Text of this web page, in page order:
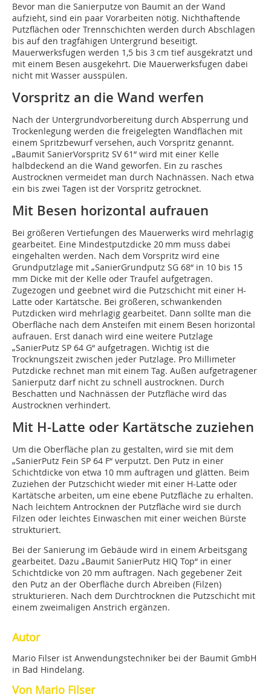
Bevor man die Sanierputze von Baumit an der Wand
aufzieht, sind ein paar Vorarbeiten nötig. Nichthaftende
Putzflächen oder Trennschichten werden durch Abschlagen
bis auf den tragfähigen Untergrund beseitigt.
Mauerwerksfugen werden 1,5 bis 3 cm tief ausgekratzt und
mit einem Besen ausgekehrt. Die Mauerwerksfugen dabei
nicht mit Wasser ausspülen.
Vorspritz an die Wand werfen
Nach der Untergrundvorbereitung durch Absperrung und
Trockenlegung werden die freigelegten Wandflächen mit
einem Spritzbewurf versehen, auch Vorspritz genannt.
„Baumit SanierVorspritz SV 61“ wird mit einer Kelle
halbdeckend an die Wand geworfen. Ein zu rasches
Austrocknen vermeidet man durch Nachnässen. Nach etwa
ein bis zwei Tagen ist der Vorspritz getrocknet.
Mit Besen horizontal aufrauen
Bei größeren Vertiefungen des Mauerwerks wird mehrlagig
gearbeitet. Eine Mindestputzdicke 20 mm muss dabei
eingehalten werden. Nach dem Vorspritz wird eine
Grundputzlage mit „SanierGrundputz SG 68“ in 10 bis 15
mm Dicke mit der Kelle oder Traufel aufgetragen.
Zugezogen und geebnet wird die Putzschicht mit einer H-
Latte oder Kartätsche. Bei größeren, schwankenden
Putzdicken wird mehrlagig gearbeitet. Dann sollte man die
Oberfläche nach dem Ansteifen mit einem Besen horizontal
aufrauen. Erst danach wird eine weitere Putzlage
„SanierPutz SP 64 G“ aufgetragen. Wichtig ist die
Trocknungszeit zwischen jeder Putzlage. Pro Millimeter
Putzdicke rechnet man mit einem Tag. Außen aufgetragener
Sanierputz darf nicht zu schnell austrocknen. Durch
Beschatten und Nachnässen der Putzfläche wird das
Austrocknen verhindert.
Mit H-Latte oder Kartätsche zuziehen
Um die Oberfläche plan zu gestalten, wird sie mit dem
„SanierPutz Fein SP 64 F“ verputzt. Den Putz in einer
Schichtdicke von etwa 10 mm auftragen und glätten. Beim
Zuziehen der Putzschicht wieder mit einer H-Latte oder
Kartätsche arbeiten, um eine ebene Putzfläche zu erhalten.
Nach leichtem Antrocknen der Putzfläche wird sie durch
Filzen oder leichtes Einwaschen mit einer weichen Bürste
strukturiert.
Bei der Sanierung im Gebäude wird in einem Arbeitsgang
gearbeitet. Dazu „Baumit SanierPutz HIQ Top“ in einer
Schichtdicke von 20 mm auftragen. Nach gegebener Zeit
den Putz an der Oberfläche durch Abreiben (Filzen)
strukturieren. Nach dem Durchtrocknen die Putzschicht mit
einem zweimaligen Anstrich ergänzen.
Autor
Mario Filser ist Anwendungstechniker bei der Baumit GmbH
in Bad Hindelang.
Von Mario Filser